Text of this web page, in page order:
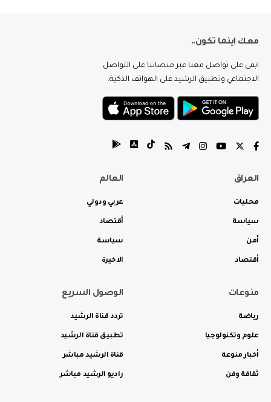
معك اينما تكون..
ابقى على تواصل معنا عبر منصاتنا على التواصل
الاجتماعي وتطبيق الرشيد على الهواتف الذكية.
العراق
محليات
سياسة
أمن
أقتصاد
العالم
عربي ودولي
أقتصاد
سياسة
الاخيرة
منوعات
رياضة
علوم وتكنولوجيا
أخبار منوعة
ثقافة وفن
الوصول السريع
تردد قناة الرشيد
تطبيق قناة الرشيد
قناة الرشيد مباشر
راديو الرشيد مباشر